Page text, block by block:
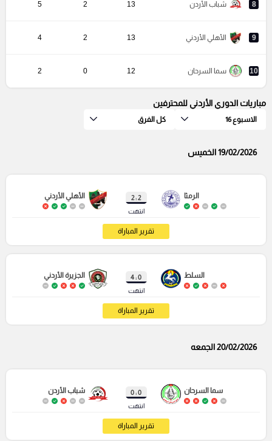
8 شباب الأردن 13
2
5
9 الأهلي الأردني 13
2
4
10 سما السرحان 12
0
2
مباريات الدوري الأردني للمحترفين
الاسبوع 16 كل الفرق
19/02/2026 الخميس
الرمثا
2 : 2
انتهت
الأهلي الأردني
تقرير المباراة
السلط
0 : 4
انتهت
الجزيرة الأردني
تقرير المباراة
20/02/2026 الجمعه
سما السرحان
0 : 0
انتهت
شباب الأردن
تقرير المباراة